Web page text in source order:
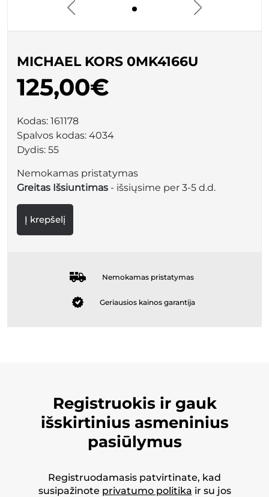
MICHAEL KORS 0MK4166U
125,00€
Kodas: 161178
Spalvos kodas: 4034
Dydis: 55
Nemokamas pristatymas
Greitas Išsiuntimas - išsiųsime per 3-5 d.d.
Į krepšelį
Nemokamas pristatymas
Geriausios kainos garantija
Registruokis ir gauk
išskirtinius asmeninius
pasiūlymus
Registruodamasis patvirtinate, kad
susipažinote privatumo politika ir su jos